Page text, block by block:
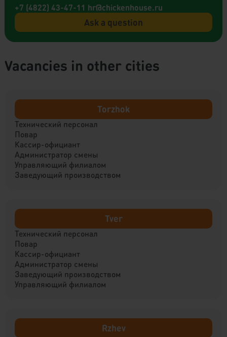
+7 (4822) 43-47-11 hr@chickenhouse.ru
Ask a question
Vacancies in other cities
Torzhok
Технический персонал
Повар
Кассир-официант
Администратор смены
Управляющий филиалом
Заведующий производством
Tver
Технический персонал
Повар
Кассир-официант
Администратор смены
Заведующий производством
Управляющий филиалом
Rzhev